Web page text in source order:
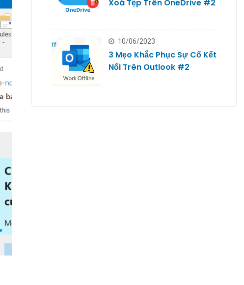
Xoá Tệp Trên OneDrive #2
10/06/2023
3 Mẹo Khắc Phục Sự Cố Kết
Nối Trên Outlook #2